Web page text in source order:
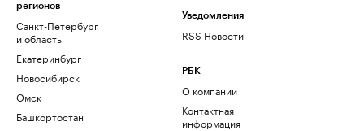
регионов
Санкт-Петербург
и область
Екатеринбург
Новосибирск
Омск
Башкортостан
Уведомления
RSS Новости
РБК
О компании
Контактная
информация